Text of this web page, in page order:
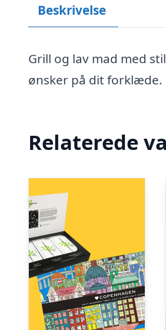
Beskrivelse
Grill og lav mad med
ønsker på dit forklæde.
Relaterede